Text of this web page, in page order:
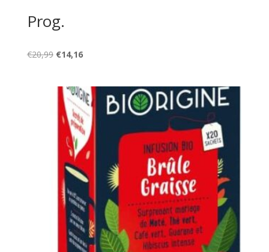
Prog.
€20,99 Le
était :
€20,99.
€14,16Le
est :
€14,16.